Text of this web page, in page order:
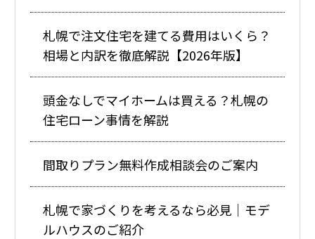
札幌で注文住宅を建てる費用はいくら？
相場と内訳を徹底解説【2026年版】
頭金なしでマイホームは買える？札幌の
住宅ローン事情を解説
間取りプラン無料作成相談会のご案内
札幌で家づくりを考えるなら必見｜モデ
ルハウスのご紹介